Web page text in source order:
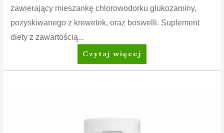
zawierający mieszankę chlorowodorku glukozaminy,
pozyskiwanego z krewetek, oraz boswelli. Suplement
diety z zawartością...
Nutrilite™
Glukozamina
Czytaj więcej